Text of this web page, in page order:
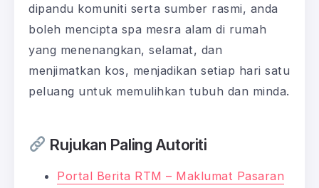
dipandu komuniti serta sumber rasmi, anda
boleh mencipta spa mesra alam di rumah
yang menenangkan, selamat, dan
menjimatkan kos, menjadikan setiap hari satu
peluang untuk memulihkan tubuh dan minda.
Rujukan Paling Autoriti
Portal Berita RTM – Maklumat Pasaran